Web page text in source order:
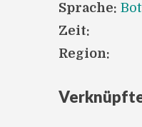
Sprache:
Zeit:
Region: